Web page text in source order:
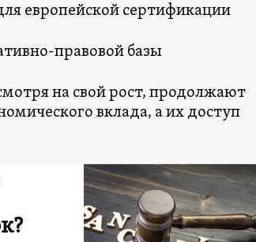
европейской сертификации
правовой базы
на свой рост, продолжают
вклада, а их доступ